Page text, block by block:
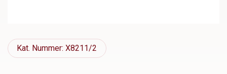
Kat. Nummer: X8211/2